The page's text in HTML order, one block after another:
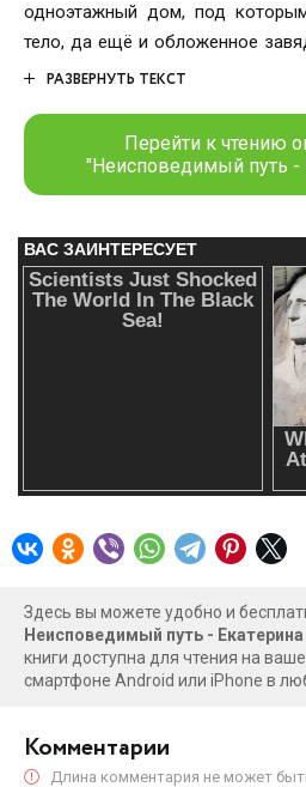
одноэтажный дом, под
тело, да ещё и обложенное
и деревянными фигурками!
принимать меры? Куда
отметившую юбилей в
получившую путёвку в новый
РАЗВЕРНУТЬ ТЕКСТ
Перейти к чтению
"Неисповедимый путь -
Здесь вы можете удобно и
Неисповедимый путь -
книги доступна для чтения на
смартфоне Android или iPhone в
Комментарии
Длина комментария не может